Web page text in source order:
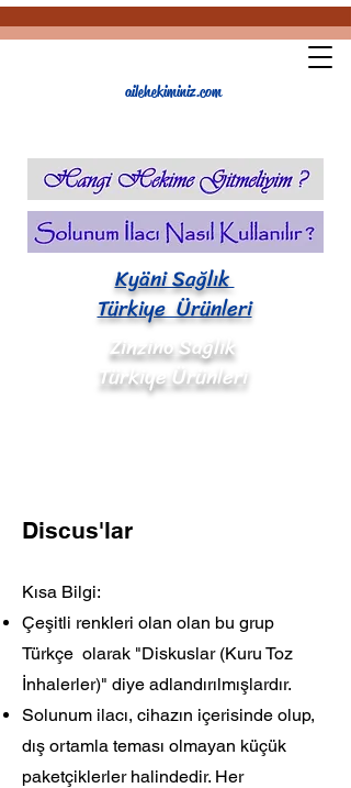
Kyäni Sağlık
Türkiye Ürünleri
Zinzino Sağlık
Türkiye Ürünleri
ailehekiminiz.com
Discus'lar
Kısa Bilgi:
Çeşitli renkleri olan olan bu grup
Türkçe olarak "Diskuslar (Kuru Toz
İnhalerler)" diye adlandırılmışlardır.
Solunum ilacı, cihazın içerisinde olup,
dış ortamla teması olmayan küçük
paketçiklerler halindedir. Her